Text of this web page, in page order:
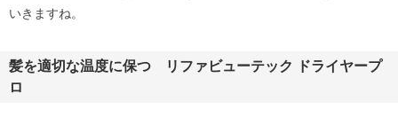
いきますね。
髪を適切な温度に保つ リファビューテック ドライヤープ
ロ